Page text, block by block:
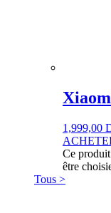
1,999,00
Ce
être
Tous >